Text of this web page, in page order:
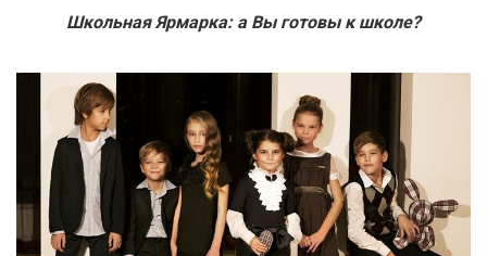
Школьная Ярмарка: а Вы готовы к школе?